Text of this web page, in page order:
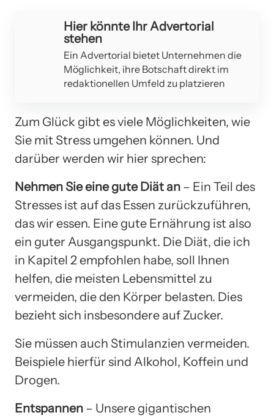
Hier könnte Ihr Advertorial
stehen
Ein Advertorial bietet Unternehmen die
Möglichkeit, ihre Botschaft direkt im
redaktionellen Umfeld zu platzieren
Zum Glück gibt es viele Möglichkeiten, wie
Sie mit Stress umgehen können. Und
darüber werden wir hier sprechen:
Nehmen Sie eine gute Diät an – Ein Teil des
Stresses ist auf das Essen zurückzuführen,
das wir essen. Eine gute Ernährung ist also
ein guter Ausgangspunkt. Die Diät, die ich
in Kapitel 2 empfohlen habe, soll Ihnen
helfen, die meisten Lebensmittel zu
vermeiden, die den Körper belasten. Dies
bezieht sich insbesondere auf Zucker.
Sie müssen auch Stimulanzien vermeiden.
Beispiele hierfür sind Alkohol, Koffein und
Drogen.
Entspannen – Unsere gigantischen